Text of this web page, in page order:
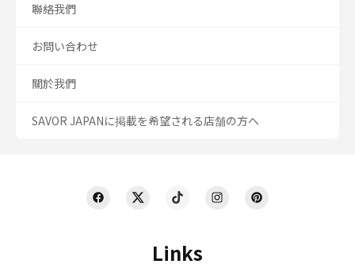
Links
聯絡我們
お問い合わせ
關於我們
SAVOR JAPANに掲載を希望される店舗の方へ